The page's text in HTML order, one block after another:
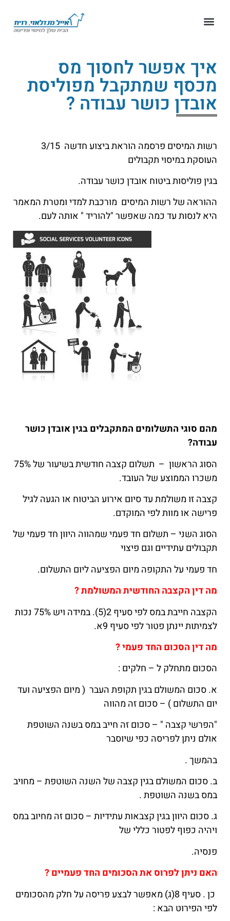
איך אפשר לחסוך מס
מכסף שמתקבל מפוליסת
אובדן כושר עבודה ?
רשות המיסים פרסמה הוראת ביצוע חדשה 3/15
העוסקת במיסוי תקבולים
בגין פוליסות ביטוח אובדן כושר עבודה.
ההוראה של רשות המיסים מורכבת למדי ומטרת המאמר
היא לנסות עד כמה שאפשר "להוריד " אותה לעם.
מהם סוגי התשלומים המתקבלים בגין אובדן כושר
עבודה?
הסוג הראשון – תשלום קצבה חודשית בשיעור של 75%
משכרו הממוצע של העובד.
קצבה זו משולמת עד סיום אירוע הביטוח או הגעה לגיל
פרישה או מוות לפי המוקדם.
הסוג השני – תשלום חד פעמי שמהווה היוון חד פעמי של
תקבולים עתידיים וגם פיצוי
חד פעמי על התקופה מיום הפציעה ליום התשלום.
מה דין הקצבה החודשית המשולמת ?
הקצבה חייבת במס לפי סעיף 2(5). במידה ויש 75% נכות
לצמיתות יינתן פטור לפי סעיף 9א.
מה דין הסכום החד פעמי ?
הסכום מתחלק ל – חלקים :
א. סכום המשולם בגין תקופת העבר ( מיום הפציעה ועד
יום התשלום ) – סכום זה מהווה
"הפרשי קצבה " – סכום זה חייב במס בשנה השוטפת
אולם ניתן לפריסה כפי שיוסבר
בהמשך .
ב. סכום המשולם בגין קצבה של השנה השוטפת – מחויב
במס בשנה השוטפת .
ג. סכום היוון בגין קצבאות עתידיות – סכום זה מחיוב במס
ויהיה כפוף לפטור כללי של
פנסיה.
האם ניתן לפרוס את הסכומים החד פעמיים ?
כן . סעיף 8(ג) מאפשר לבצע פריסה על חלק מהסכומים
לפי הפירוט הבא :